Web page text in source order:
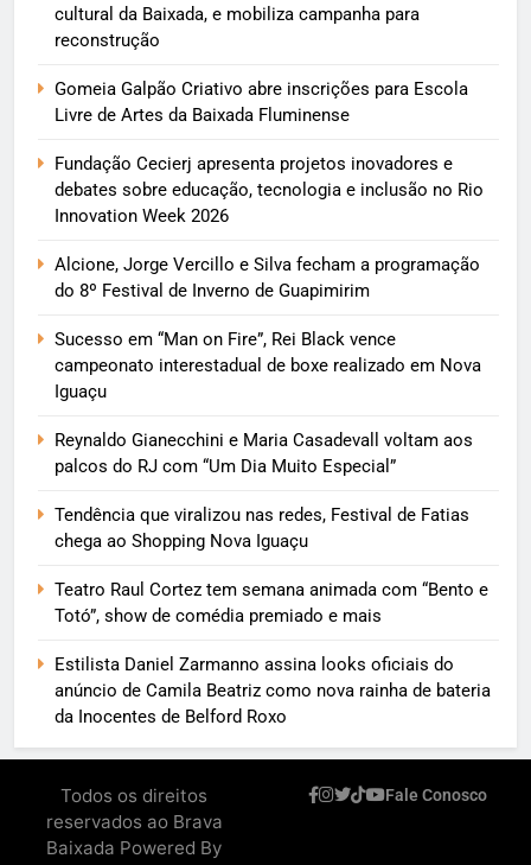
cultural da Baixada, e mobiliza campanha para
reconstrução
Gomeia Galpão Criativo abre inscrições para Escola
Livre de Artes da Baixada Fluminense
Fundação Cecierj apresenta projetos inovadores e
debates sobre educação, tecnologia e inclusão no Rio
Innovation Week 2026
Alcione, Jorge Vercillo e Silva fecham a programação
do 8º Festival de Inverno de Guapimirim
Sucesso em “Man on Fire”, Rei Black vence
campeonato interestadual de boxe realizado em Nova
Iguaçu
Reynaldo Gianecchini e Maria Casadevall voltam aos
palcos do RJ com “Um Dia Muito Especial”
Tendência que viralizou nas redes, Festival de Fatias
chega ao Shopping Nova Iguaçu
Teatro Raul Cortez tem semana animada com “Bento e
Totó”, show de comédia premiado e mais
Estilista Daniel Zarmanno assina looks oficiais do
anúncio de Camila Beatriz como nova rainha de bateria
da Inocentes de Belford Roxo
Todos os direitos
reservados ao Brava
Baixada Powered By
Fale Conosco